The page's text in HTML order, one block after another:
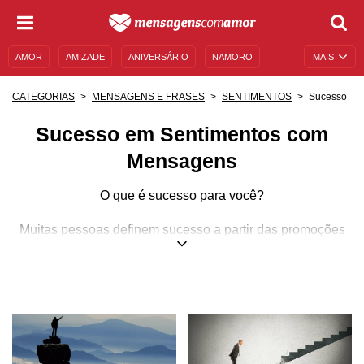
MAIS
AMOR AMIZADE ANIVERSÁRIO NAMORO
CATEGORIAS MENSAGENS E FRASES SENTIMENTOS Sucesso
Sucesso em Sentimentos com
Mensagens
O que é sucesso para você?
Muitas pessoas definem sucesso a partir das promoções
que recebem em seus trabalhos ou do salário que ganham
que sucesso é sentir-se bem consigo mesmo(a),
compreender seus sentimentos e lidar com eles da melhor
forma possível.